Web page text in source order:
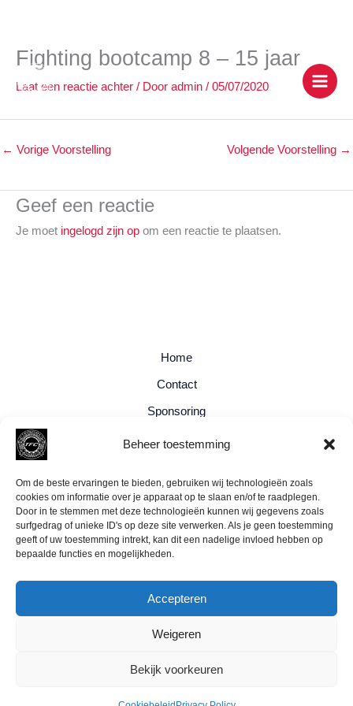
Beheer toestemming
Om de beste ervaringen te bieden, gebruiken wij technologieën zoals
cookies om informatie over je apparaat op te slaan en/of te raadplegen.
Door in te stemmen met deze technologieën kunnen wij gegevens zoals
surfgedrag of unieke ID's op deze site verwerken. Als je geen toestemming
geeft of uw toestemming intrekt, kan dit een nadelige invloed hebben op
bepaalde functies en mogelijkheden.
Accepteren
Weigeren
Bekijk voorkeuren
Fighting bootcamp 8 – 15 jaar
Laat een reactie achter / Door admin / 05/07/2020
← Vorige Voorstelling Volgende Voorstelling →
Geef een reactie
Je moet ingelogd zijn op om een reactie te plaatsen.
Home
Contact
Sponsoring
Privacy Policy